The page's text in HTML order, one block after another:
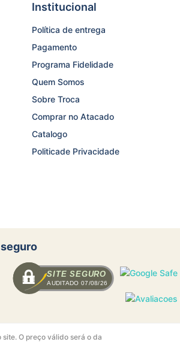
Institucional
Política de entrega
Pagamento
Programa Fidelidade
Quem Somos
Sobre Troca
Comprar no Atacado
Catalogo
Politicade Privacidade
SITE SEGURO
AUDITADO 07/08/26
O preço válido será o da